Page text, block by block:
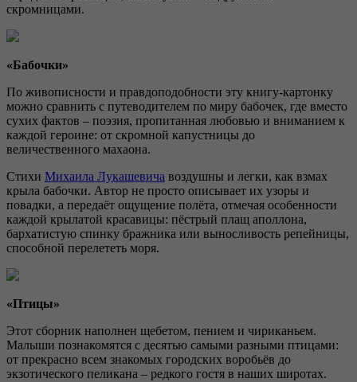
скромницами.
«Бабочки»
По живописности и правдоподобности эту книгу-картонку
можно сравнить с путеводителем по миру бабочек, где вместо
сухих фактов – поэзия, пропитанная любовью и вниманием к
каждой героине: от скромной капустницы до
величественного махаона.
Стихи Михаила Лукашевича воздушны и легки, как взмах
крыла бабочки. Автор не просто описывает их узоры и
повадки, а передаёт ощущение полёта, отмечая особенности
каждой крылатой красавицы: пёстрый плащ аполлона,
бархатистую спинку бражника или выносливость репейницы,
способной перелететь моря.
«Птицы»
Этот сборник наполнен щебетом, пением и чириканьем.
Малыши познакомятся с десятью самыми разными птицами:
от прекрасно всем знакомых городских воробьёв до
экзотического пеликана – редкого гостя в наших широтах.